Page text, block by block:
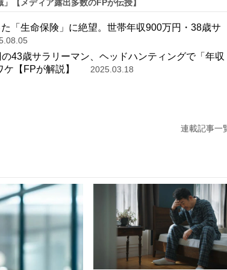
【メディア露出多数のFPが伝授】
「生命保険」に絶望。世帯年収900万円・38歳サ
43歳サラリーマン、ヘッドハンティングで「年収
【FPが解説】
2025.03.18
連載記事一